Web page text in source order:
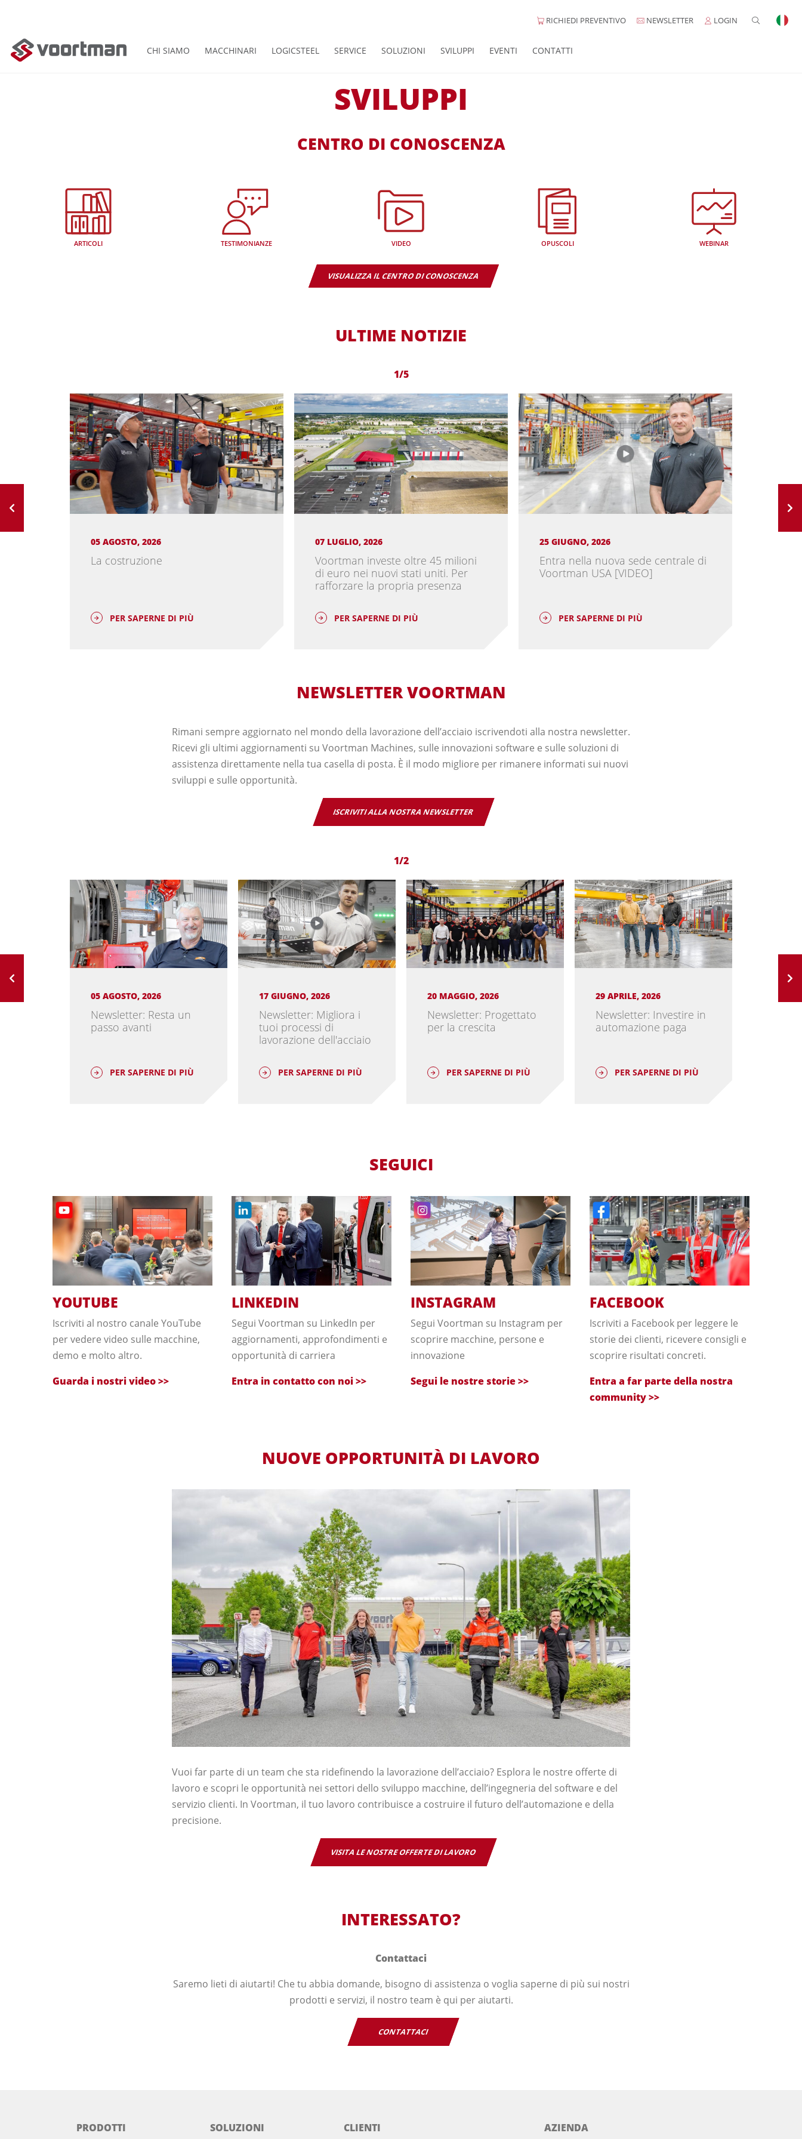
RICHIEDI PREVENTIVO NEWSLETTER LOGIN
CHI SIAMO MACCHINARI LOGICSTEEL SERVICE SOLUZIONI SVILUPPI EVENTI CONTATTI
SVILUPPI
CENTRO DI CONOSCENZA
ARTICOLI TESTIMONIANZE VIDEO OPUSCOLI WEBINAR
VISUALIZZA IL CENTRO DI CONOSCENZA
ULTIME NOTIZIE
1/5
05 AGOSTO, 2026
La costruzione
PER SAPERNE DI PIÙ
07 LUGLIO, 2026
Voortman investe oltre 45 milioni
di euro nei nuovi stati uniti. Per
rafforzare la propria presenza
PER SAPERNE DI PIÙ
25 GIUGNO, 2026
Entra nella nuova sede centrale di
Voortman USA [VIDEO]
PER SAPERNE DI PIÙ
NEWSLETTER VOORTMAN
Rimani sempre aggiornato nel mondo della lavorazione dell’acciaio iscrivendoti alla nostra newsletter.
Ricevi gli ultimi aggiornamenti su Voortman Machines, sulle innovazioni software e sulle soluzioni di
assistenza direttamente nella tua casella di posta. È il modo migliore per rimanere informati sui nuovi
sviluppi e sulle opportunità.
ISCRIVITI ALLA NOSTRA NEWSLETTER
1/2
05 AGOSTO, 2026
Newsletter: Resta un
passo avanti
PER SAPERNE DI PIÙ
17 GIUGNO, 2026
Newsletter: Migliora i
tuoi processi di
lavorazione dell'acciaio
PER SAPERNE DI PIÙ
20 MAGGIO, 2026
Newsletter: Progettato
per la crescita
PER SAPERNE DI PIÙ
29 APRILE, 2026
Newsletter: Investire in
automazione paga
PER SAPERNE DI PIÙ
SEGUICI
YOUTUBE
Iscriviti al nostro canale YouTube
per vedere video sulle macchine,
demo e molto altro.
Guarda i nostri video >>
LINKEDIN
Segui Voortman su LinkedIn per
aggiornamenti, approfondimenti e
opportunità di carriera
Entra in contatto con noi >>
INSTAGRAM
Segui Voortman su Instagram per
scoprire macchine, persone e
innovazione
Segui le nostre storie >>
FACEBOOK
Iscriviti a Facebook per leggere le
storie dei clienti, ricevere consigli e
scoprire risultati concreti.
Entra a far parte della nostra
community >>
NUOVE OPPORTUNITÀ DI LAVORO
Vuoi far parte di un team che sta ridefinendo la lavorazione dell’acciaio? Esplora le nostre offerte di
lavoro e scopri le opportunità nei settori dello sviluppo macchine, dell’ingegneria del software e del
servizio clienti. In Voortman, il tuo lavoro contribuisce a costruire il futuro dell’automazione e della
precisione.
VISITA LE NOSTRE OFFERTE DI LAVORO
INTERESSATO?
Contattaci
Saremo lieti di aiutarti! Che tu abbia domande, bisogno di assistenza o voglia saperne di più sui nostri
prodotti e servizi, il nostro team è qui per aiutarti.
CONTATTACI
PRODOTTI SOLUZIONI CLIENTI AZIENDA